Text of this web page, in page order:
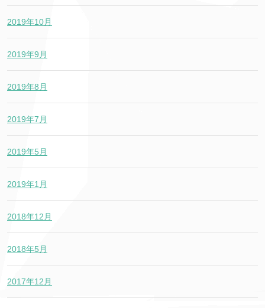
2019年10月
2019年9月
2019年8月
2019年7月
2019年5月
2019年1月
2018年12月
2018年5月
2017年12月